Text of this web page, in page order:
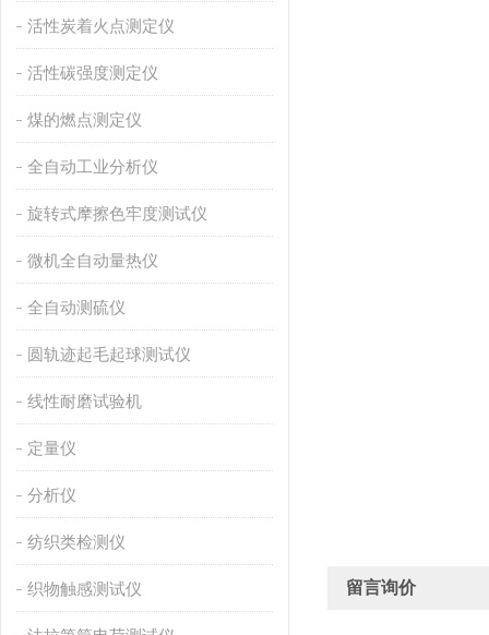
活性炭着火点测定仪
活性碳强度测定仪
煤的燃点测定仪
全自动工业分析仪
旋转式摩擦色牢度测试仪
微机全自动量热仪
全自动测硫仪
圆轨迹起毛起球测试仪
线性耐磨试验机
定量仪
分析仪
纺织类检测仪
织物触感测试仪 留言询价